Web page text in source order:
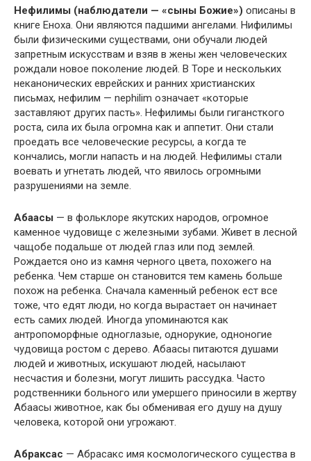
Нефилимы (наблюдатели — «сыны Божие») описаны в
книге Еноха. Они являются падшими ангелами. Нифилимы
были физическими существами, они обучали людей
запретным искусствам и взяв в жены жен человеческих
рождали новое поколение людей. В Торе и нескольких
неканонических еврейских и ранних христианских
письмах, нефилим — nephilim означает «которые
заставляют других пасть». Нефилимы были гигансткого
роста, сила их была огромна как и аппетит. Они стали
проедать все человеческие ресурсы, а когда те
кончались, могли напасть и на людей. Нефилимы стали
воевать и угнетать людей, что явилось огромными
разрушениями на земле.
Абаасы — в фольклоре якутских народов, огромное
каменное чудовище с железными зубами. Живет в лесной
чащобе подальше от людей глаз или под землей.
Рождается оно из камня черного цвета, похожего на
ребенка. Чем старше он становится тем камень больше
похож на ребенка. Сначала каменный ребенок ест все
тоже, что едят люди, но когда вырастает он начинает
есть самих людей. Иногда упоминаются как
антропоморфные одноглазые, однорукие, одноногие
чудовища ростом с дерево. Абаасы питаются душами
людей и животных, искушают людей, насылают
несчастия и болезни, могут лишить рассудка. Часто
родственники больного или умершего приносили в жертву
Абаасы животное, как бы обменивая его душу на душу
человека, которой они угрожают.
Абраксас — Абрасакс имя космологического существа в